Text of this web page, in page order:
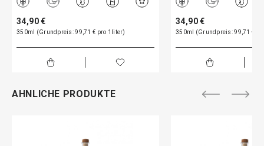
34,90 €
350ml (Grundpreis: 99,71 € pro 1liter)
34,90 €
350ml (Grundpreis: 99,71 €
AHNLICHE PRODUKTE